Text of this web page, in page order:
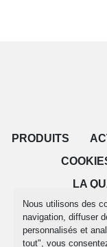
Nous utilisons des
navigation, diffuser
personnalisés et
tout", vous
PRODUITS
LA